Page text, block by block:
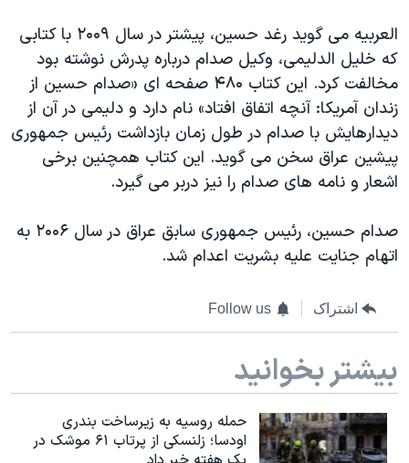
العربیه می گوید رغد حسین، پیشتر در سال ۲۰۰۹ با کتابی
که خلیل الدلیمی، وکیل صدام درباره پدرش نوشته بود
مخالفت کرد. این کتاب ۴۸۰ صفحه ای «صدام حسين از
زندان آمریکا: آنچه اتفاق افتاد» نام دارد و دلیمی در آن از
دیدارهایش با صدام در طول زمان بازداشت رئیس جمهوری
پیشین عراق سخن می گوید. این کتاب همچنین برخی
اشعار و نامه های صدام را نیز دربر می گیرد.
صدام حسین، رئیس جمهوری سابق عراق در سال ۲۰۰۶ به
اتهام جنایت علیه بشریت اعدام شد.
اشتراک Follow us
بیشتر بخوانید
حمله روسیه به زیرساخت بندری
اودسا؛ زلنسکی از پرتاب ۶۱ موشک در